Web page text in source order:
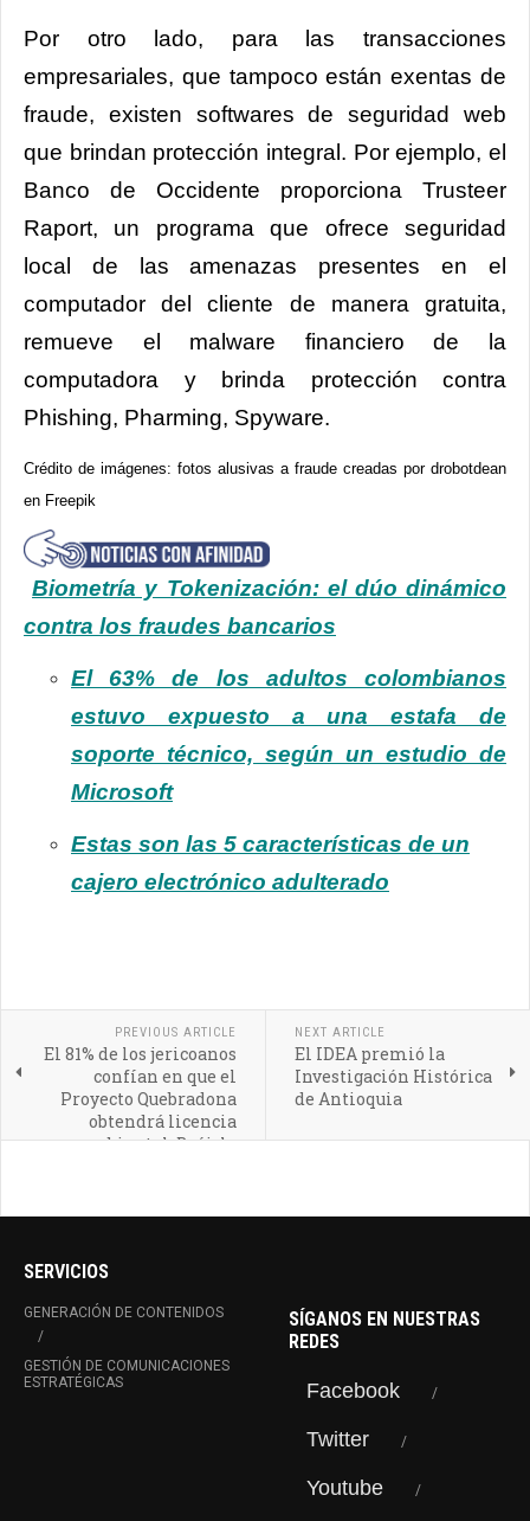
Por otro lado, para las transacciones
empresariales, que tampoco están exentas de
fraude, existen softwares de seguridad web
que brindan protección integral. Por ejemplo, el
Banco de Occidente proporciona Trusteer
Raport, un programa que ofrece seguridad
local de las amenazas presentes en el
computador del cliente de manera gratuita,
remueve el malware financiero de la
computadora y brinda protección contra
Phishing, Pharming, Spyware.
Crédito de imágenes: fotos alusivas a fraude creadas por drobotdean
en Freepik
Biometría y Tokenización: el dúo dinámico
contra los fraudes bancarios
El 63% de los adultos colombianos
estuvo expuesto a una estafa de
soporte técnico, según un estudio de
Microsoft
Estas son las 5 características de un
cajero electrónico adulterado
PREVIOUS ARTICLE
El 81% de los jericoanos
confían en que el
Proyecto Quebradona
obtendrá licencia
ambiental: Brújula
NEXT ARTICLE
El IDEA premió la
Investigación Histórica
de Antioquia
SERVICIOS
GENERACIÓN DE CONTENIDOS
GESTIÓN DE COMUNICACIONES
ESTRATÉGICAS
SÍGANOS EN NUESTRAS
REDES
Facebook
Twitter
Youtube